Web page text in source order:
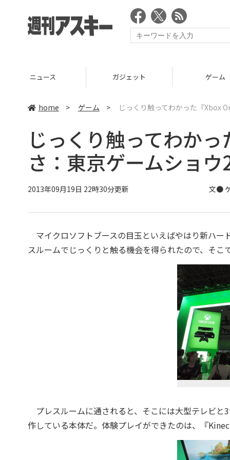
ニュース ガジェット ゲーム
home > ゲーム > じっくり触ってわかった『Xbox
じっくり触ってわか
さ：東京ゲームショ
2013年09月19日 22時30分更新 文●
マイクロソフトブースの目玉といえばやはり新ハ
スルームでじっくりと触る機会を得られたので、そこ
プレスルームに通されると、そこには大型テレビと
作している本体だ。体験プレイができたのは、『